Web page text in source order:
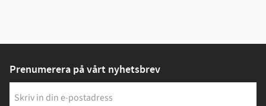
Prenumerera på vårt nyhetsbrev